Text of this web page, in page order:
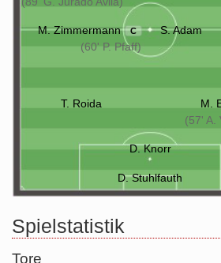
M. Zimmermann C
(60' P. Pfaff)
S. Adam
T. Roida
M.
(57' A.
D. Knorr
D. Stuhlfauth
Spielstatistik
Tore